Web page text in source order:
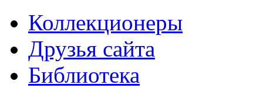
Коллекционеры
Друзья сайта
Библиотека